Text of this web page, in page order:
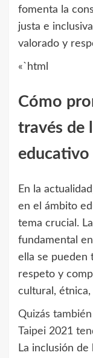
fomenta la
justa e
valorado y
«`html
Cómo
través de
educativo
En la
en el ámbito
tema crucial.
fundamental
ella se pueden
respeto y
cultural,
Quizás
Taipei 2021
La inclusión